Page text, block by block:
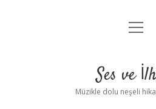
Anasayfa
Yasal
Ses ve
Müzikle dolu neşeli